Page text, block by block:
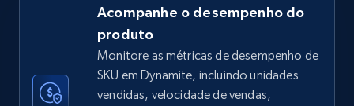
TikTok Shop
URL, Title, Available, Description, Currency, Initial
price, Final price, Discount percent, and more.
Acompanhe o desempenho do
produto
Monitore as métricas de desempenho de
SKU em Dynamite, incluindo unidades
vendidas, velocidade de vendas,